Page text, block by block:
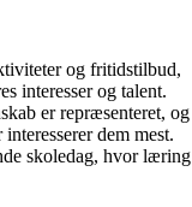
og fritidstilbud,
interesser og talent.
er repræsenteret, og
dem mest.
skoledag, hvor læring